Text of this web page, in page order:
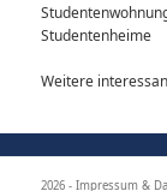
Studentenheime
Weitere
2026 -Impressum &